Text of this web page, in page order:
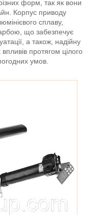
форм, так як вони
Корпус приводу
сплаву,
що забезпечує
а також, надійну
протягом цілого
умов.